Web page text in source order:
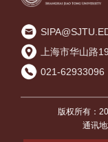
上海市华山路
021-62933096
版权所有：
通讯